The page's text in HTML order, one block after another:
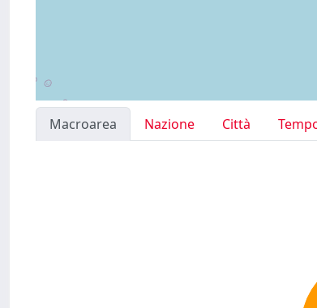
Macroarea Nazione Città